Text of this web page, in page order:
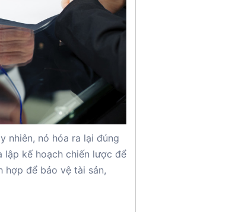
nhiên, nó hóa ra lại đúng
lập kế hoạch chiến lược để
hợp để bảo vệ tài sản,